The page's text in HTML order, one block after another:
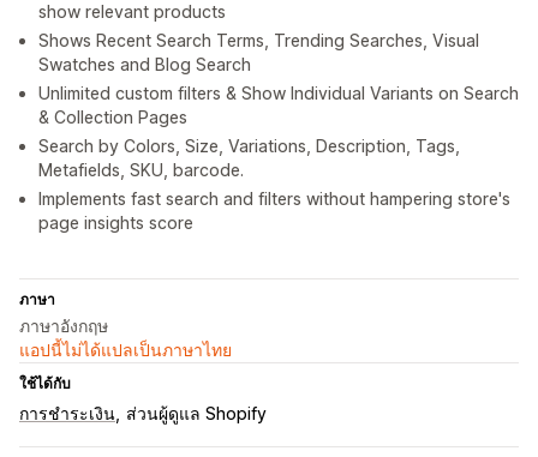
show relevant products
Shows Recent Search Terms, Trending Searches, Visual
Swatches and Blog Search
Unlimited custom filters & Show Individual Variants on Search
& Collection Pages
Search by Colors, Size, Variations, Description, Tags,
Metafields, SKU, barcode.
Implements fast search and filters without hampering store's
page insights score
ภาษา
ภาษาอังกฤษ
แอปนี้ไม่ได้แปลเป็นภาษาไทย
ใช้ได้กับ
การชำระเงิน ส่วนผู้ดูแล Shopify